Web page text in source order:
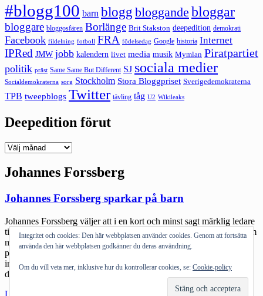
#blogg100 barn blogg bloggande bloggar
bloggare bloggosfären Borlänge Brit Stakston deepedition demokrati
Facebook fildelning fotboll FRA födelsedag Google historia Internet
IPRed JMW jobb kalendern livet media musik Mymlan Piratpartiet
politik präst Same Same But Different SJ sociala medier
Socialdemokraterna sorg Stockholm Stora Bloggpriset Sverigedemokraterna
TPB tweepblogs Twitter tävling tåg U2 Wikileaks
Deepedition förut
Deepedition
Johannes Forssberg
Johannes Forssberg sparkar på barn
Johannes Forssberg väljer att i en kort och minst sagt märklig ledare
titta på organisationen Friends. Själv har jag vissa problem med dem
men den här ledaren är osedvanligt usel och knappast
problematiserande. Det är fan sorgligt att libertarianer inte är mer
insiktsfulla. Friends har gjort mycket dåligt. Friends har gjort en hel
del gott. […]
Läs mer
Integritet och cookies: Den här webbplatsen använder cookies. Genom att fortsätta
använda den här webbplatsen godkänner du deras användning.
Om du vill veta mer, inklusive hur du kontrollerar cookies, se: Cookie-policy